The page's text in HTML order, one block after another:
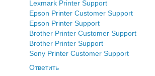
Lexmark Printer Support
Epson Printer Customer Support
Epson Printer Support
Brother Printer Customer Support
Brother Printer Support
Sony Printer Customer Support
Ответить